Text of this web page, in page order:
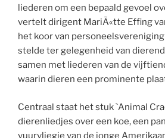
liederen om een bepaald gevoel
vertelt dirigent MariÃ«tte Effing
het koor van
stelde ter gelegenheid van
samen met liederen van de
waarin dieren een prominente
Centraal staat het stuk `Animal
dierenliedjes over een koe, een
vuurvliegje van de jonge